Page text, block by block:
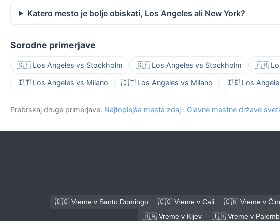
Katero mesto je bolje obiskati, Los Angeles ali New York?
Sorodne primerjave
🇸🇪 Los Angeles vs Stockholm 🇸🇪 Los Angeles vs Stockholm 🇫🇷
🇮🇹 Los Angeles vs Milano 🇮🇹 Los Angeles vs Milano 🇮🇪 Los
Prebrskaj druge primerjave: Najtoplejša mesta zdaj · Glavne mestne države
🇩🇴 Vreme v Santo Domingo 🇨🇴 Vreme v Cali 🇨🇳 Vreme v
🇺🇦 Vreme v Kijev
🇮🇩 Vreme v